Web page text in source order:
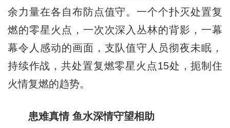
余力量在各自布防点值守。一个个扑灭处置复
燃的零星火点，一次次深入丛林的背影，一幕
幕令人感动的画面，支队值守人员彻夜未眠，
持续作战，共处置复燃零星火点15处，扼制住
火情复燃的趋势。
患难真情 鱼水深情守望相助